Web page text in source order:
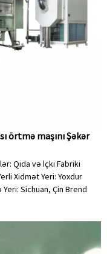
örtmə maşını Şəkər
Qida və İçki Fabriki
Xidmət Yeri: Yoxdur
Sichuan, Çin Brend